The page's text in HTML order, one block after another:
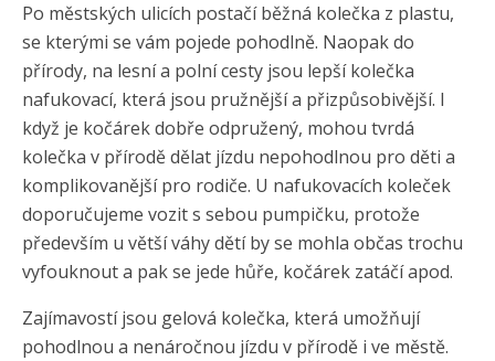
Po městských ulicích postačí běžná kolečka z plastu,
se kterými se vám pojede pohodlně. Naopak do
přírody, na lesní a polní cesty jsou lepší kolečka
nafukovací, která jsou pružnější a přizpůsobivější. I
když je kočárek dobře odpružený, mohou tvrdá
kolečka v přírodě dělat jízdu nepohodlnou pro děti a
komplikovanější pro rodiče. U nafukovacích koleček
doporučujeme vozit s sebou pumpičku, protože
především u větší váhy dětí by se mohla občas trochu
vyfouknout a pak se jede hůře, kočárek zatáčí apod.
Zajímavostí jsou gelová kolečka, která umožňují
pohodlnou a nenáročnou jízdu v přírodě i ve městě.